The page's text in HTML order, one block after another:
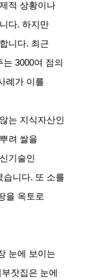
적 상황이나
다.하지만
니다. 최근
는 3000여 점의
례가 이를
는 지식자산인
려 쌀을
기술인
습니다. 또 소를
을 옥토로
눈에 보이는
잣집은 눈에